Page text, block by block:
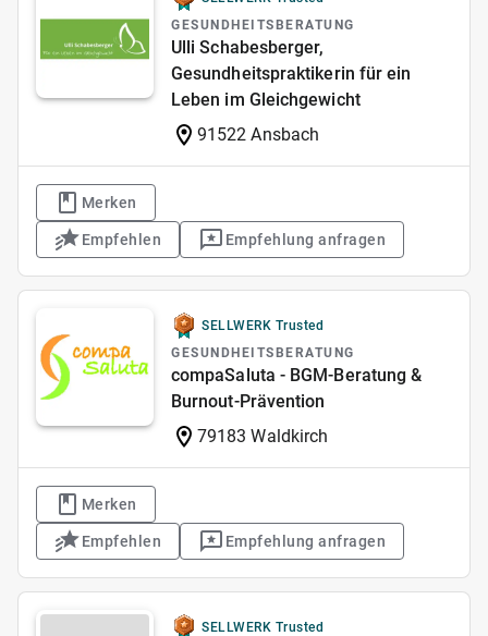
GESUNDHEITSBERATUNG
Ulli Schabesberger,
Gesundheitspraktikerin für ein
Leben im Gleichgewicht
91522 Ansbach
Merken
Empfehlen Empfehlung anfragen
SELLWERK Trusted
GESUNDHEITSBERATUNG
compaSaluta - BGM-Beratung &
Burnout-Prävention
79183 Waldkirch
Merken
Empfehlen Empfehlung anfragen
SELLWERK Trusted